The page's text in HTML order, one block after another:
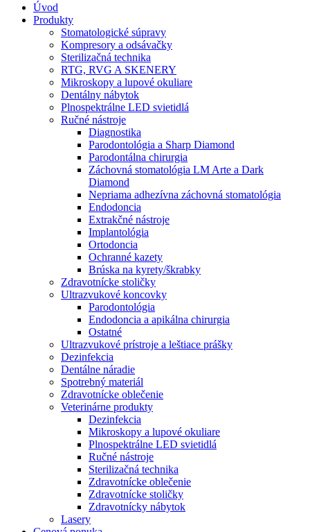
Úvod
Produkty
Stomatologické súpravy
Kompresory a odsávačky
Sterilizačná technika
RTG, RVG A SKENERY
Mikroskopy a lupové okuliare
Dentálny nábytok
Plnospektrálne LED svietidlá
Ručné nástroje
Diagnostika
Parodontológia a Sharp Diamond
Parodontálna chirurgia
Záchovná stomatológia LM Arte a Dark
Diamond
Nepriama adhezívna záchovná stomatológia
Endodoncia
Extrakčné nástroje
Implantológia
Ortodoncia
Ochranné kazety
Brúska na kyrety/škrabky
Zdravotnícke stoličky
Ultrazvukové koncovky
Parodontológia
Endodoncia a apikálna chirurgia
Ostatné
Ultrazvukové prístroje a leštiace prášky
Dezinfekcia
Dentálne náradie
Spotrebný materiál
Zdravotnícke oblečenie
Veterinárne produkty
Dezinfekcia
Mikroskopy a lupové okuliare
Plnospektrálne LED svietidlá
Ručné nástroje
Sterilizačná technika
Zdravotnícke oblečenie
Zdravotnícke stoličky
Zdravotnícky nábytok
Lasery